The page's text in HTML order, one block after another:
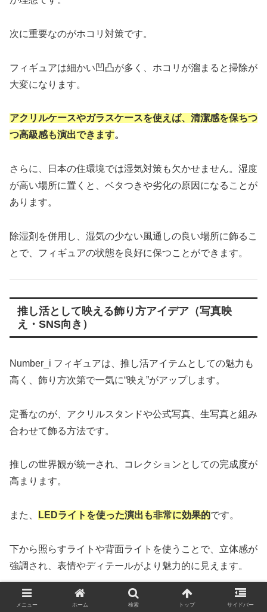
次に重要なのがホコリ対策です。
フィギュアは細かい凹凸が多く、ホコリが溜まると掃除が
大変になります。
アクリルケースやガラスケースを使えば、清潔感を保ちつ
つ高級感も演出できます。
さらに、日本の住環境では湿気対策も欠かせません。湿度
が高い場所に置くと、ベタつきや劣化の原因になることが
あります。
除湿剤を併用し、湿気の少ない風通しの良い場所に飾るこ
とで、フィギュアの状態を良好に保つことができます。
推し活として映える飾り方アイデア（写真映
え・SNS向き）
Number_i フィギュアは、推し活アイテムとしての魅力も
高く、飾り方次第で一気に“映え”がアップします。
定番なのが、アクリルスタンドや公式写真、生写真と組み
合わせて飾る方法です。
推しの世界観が統一され、コレクションとしての完成度が
高まります。
また、 LEDライトを使った演出も非常に効果的です。
下から照らすライトや背面ライトを使うことで、立体感が
強調され、表情やディテールがより魅力的に見えます。
白色光よりも暖色系ライトのほうが、肌の色が自然に見え
メニュー ホーム 検索 トップ サイドバー